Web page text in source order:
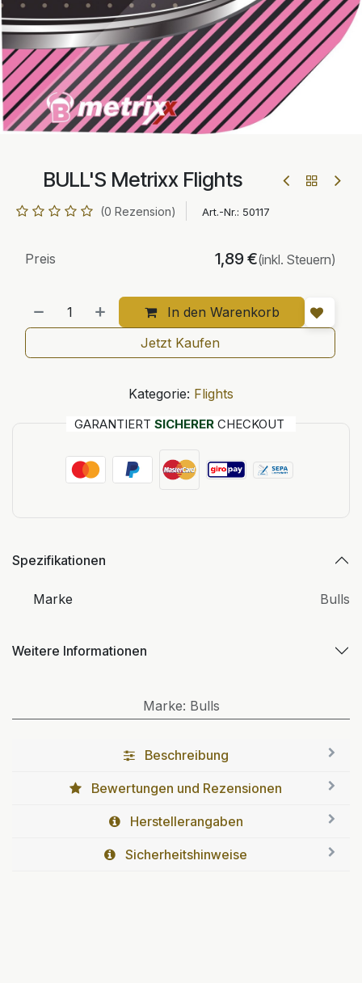
BULL'S Metrixx Flights
(0 Rezension) Art.-Nr.: 50117
In den Warenkorb
Preis 1,89€(inkl. Steuern)
Jetzt Kaufen
Kategorie: Flights
GARANTIERT SICHERER CHECKOUT
Spezifikationen
Marke Bulls
Weitere Informationen
Marke: Bulls
Beschreibung
Bewertungen und Rezensionen
Herstellerangaben
Sicherheitshinweise